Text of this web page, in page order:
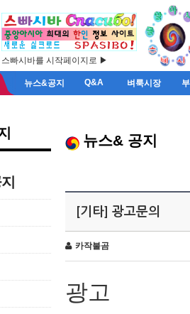
스빠시바를 시작페이지로 ▶
뉴스&공지 Q&A 벼룩시장
뉴스& 공지
[기타] 광고문의
카작불곰
광고